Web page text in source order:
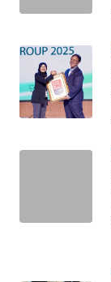
NIAS
WN
LANGKAT
WN
SELATAN